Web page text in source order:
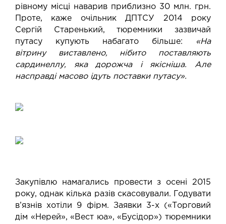
рівному місці наварив приблизно 30 млн. грн.
Проте, каже очільник ДПТСУ 2014 року
Сергій Старенький, тюремники зазвичай
путасу купують набагато більше:
«На
вітрину виставлено, нібито поставляють
сардинеллу, яка дорожча і якісніша. Але
насправді масово ідуть поставки путасу».
Закупівлю намагались провести з осені 2015
року, однак кілька разів скасовували. Годувати
в’язнів хотіли 9 фірм. Заявки 3-х («Торговий
дім «Нерей», «Вест юа», «Бусідор») тюремники